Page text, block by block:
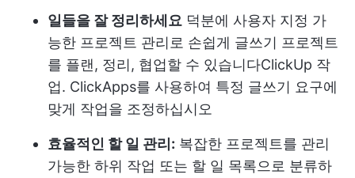
일들을 잘 정리하세요 덕분에 사용자 지정 가
능한 프로젝트 관리로 손쉽게 글쓰기 프로젝트
를 플랜, 정리, 협업할 수 있습니다ClickUp 작
업. ClickApps를 사용하여 특정 글쓰기 요구에
맞게 작업을 조정하십시오
효율적인 할 일 관리: 복잡한 프로젝트를 관리
가능한 하위 작업 또는 할 일 목록으로 분류하